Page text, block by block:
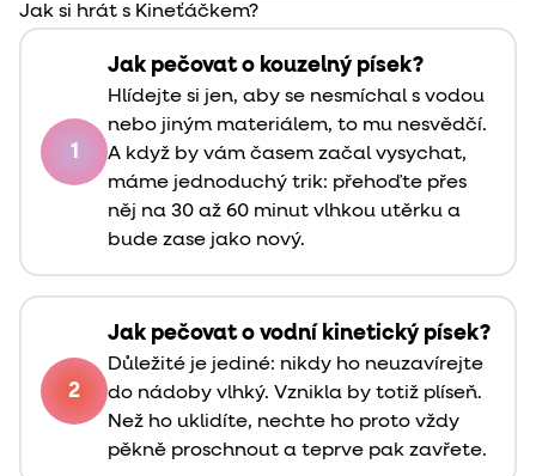
Jak si hrát s Kineťáčkem?
1
Jak pečovat o kouzelný písek?
Hlídejte si jen, aby se nesmíchal s vodou
nebo jiným materiálem, to mu nesvědčí.
A když by vám časem začal vysychat,
máme jednoduchý trik: přehoďte přes
něj na 30 až 60 minut vlhkou utěrku a
bude zase jako nový.
2
Jak pečovat o vodní kinetický písek?
Důležité je jediné: nikdy ho neuzavírejte
do nádoby vlhký. Vznikla by totiž plíseň.
Než ho uklidíte, nechte ho proto vždy
pěkně proschnout a teprve pak zavřete.